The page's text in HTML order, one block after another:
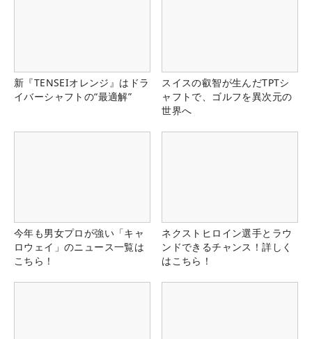
新『TENSEIオレンジ』はドラ
イバーシャフトの“最適解”
スイスの叡智が生んだTPTシ
ャフトで、ゴルフを異次元の
世界へ
今年も男女プロが強い「キャ
ロウェイ」のニュース一覧は
こちら！
ネクストヒロイン選手とラウ
ンドできるチャンス！詳しく
はこちら！